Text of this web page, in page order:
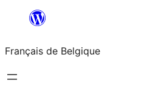
contenu
Français de Belgique